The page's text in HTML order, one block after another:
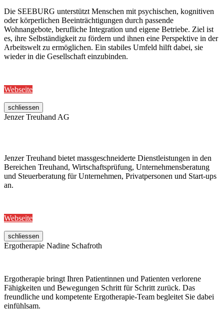
Die SEEBURG unterstützt Menschen mit psychischen, kognitiven
oder körperlichen Beeinträchtigungen durch passende
Wohnangebote, berufliche Integration und eigene Betriebe. Ziel ist
es, ihre Selbständigkeit zu fördern und ihnen eine Perspektive in der
Arbeitswelt zu ermöglichen. Ein stabiles Umfeld hilft dabei, sie
wieder in die Gesellschaft einzubinden.
Webseite
schliessen
Jenzer Treuhand AG
Jenzer Treuhand bietet massgeschneiderte Dienstleistungen in den
Bereichen Treuhand, Wirtschaftsprüfung, Unternehmensberatung
und Steuerberatung für Unternehmen, Privatpersonen und Start-ups
an.
Webseite
schliessen
Ergotherapie Nadine Schafroth
Ergotherapie bringt Ihren Patientinnen und Patienten verlorene
Fähigkeiten und Bewegungen Schritt für Schritt zurück. Das
freundliche und kompetente Ergotherapie-Team begleitet Sie dabei
einfühlsam.